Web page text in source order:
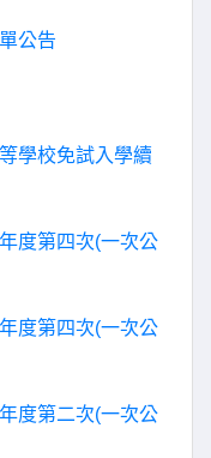
公告
學校免試入學續
度第四次(一次公
度第四次(一次公
度第二次(一次公